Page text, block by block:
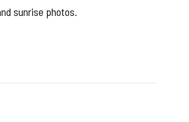
sunrise photos.